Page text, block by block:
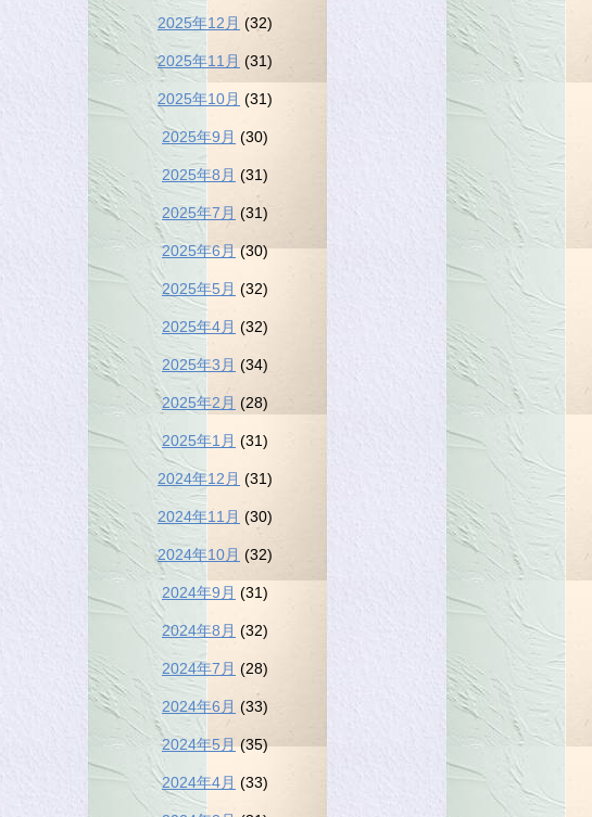
2025年12月 (32)
2025年11月 (31)
2025年10月 (31)
2025年9月 (30)
2025年8月 (31)
2025年7月 (31)
2025年6月 (30)
2025年5月 (32)
2025年4月 (32)
2025年3月 (34)
2025年2月 (28)
2025年1月 (31)
2024年12月 (31)
2024年11月 (30)
2024年10月 (32)
2024年9月 (31)
2024年8月 (32)
2024年7月 (28)
2024年6月 (33)
2024年5月 (35)
2024年4月 (33)